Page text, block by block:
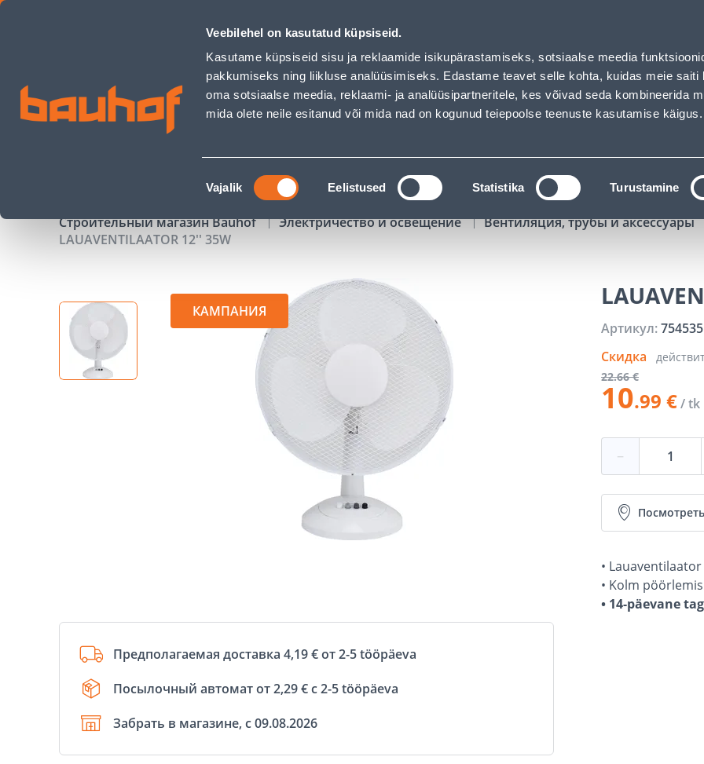
Veebilehel on kasutatud küpsiseid.
Kasutame küpsiseid sisu ja reklaamide isikupärastamiseks, sotsiaalse meedia
pakkumiseks ning liikluse analüüsimiseks. Edastame teavet selle kohta, kuidas meie saiti
oma sotsiaalse meedia, reklaami- ja analüüsipartneritele, kes võivad seda kombineerida
mida olete neile esitanud või mida nad on kogunud teiepoolse teenuste kasutamise käigus.
Nõusoleku
valik
Vajalik Eelistused Statistika Turustamine
LAUAVENTILAATOR 12'' 35W - Bauhof has loaded
Обслуживание бизнес-клиентов Обслуживание частных клиентов Услуги Предложения о
ПОИСК
АКЦИИ КАТАЛОГИ АРЕНДА ИНСТРУМЕНТОВ
Строительный магазин Bauhof Электричество и освещение Вентиляция, трубы и аксессуары
LAUAVENTILAATOR 12'' 35W
КАМПАНИЯ
Предполагаемая доставка 4,19 € от 2-5 tööpäeva
Посылочный автомат от 2,29 € с 2-5 tööpäeva
Забрать в магазине, с 09.08.2026
Артикул:754535
Скидка
22.66 €
10.99 €/ tk
−
•
• Kolm
• 14-päevane